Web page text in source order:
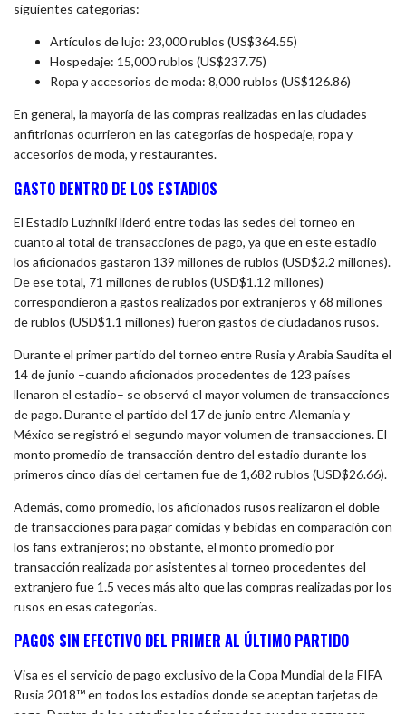
siguientes categorías:
Artículos de lujo: 23,000 rublos (US$364.55)
Hospedaje: 15,000 rublos (US$237.75)
Ropa y accesorios de moda: 8,000 rublos (US$126.86)
En general, la mayoría de las compras realizadas en las ciudades
anfitrionas ocurrieron en las categorías de hospedaje, ropa y
accesorios de moda, y restaurantes.
GASTO DENTRO DE LOS ESTADIOS
El Estadio Luzhniki lideró entre todas las sedes del torneo en
cuanto al total de transacciones de pago, ya que en este estadio
los aficionados gastaron 139 millones de rublos (USD$2.2 millones).
De ese total, 71 millones de rublos (USD$1.12 millones)
correspondieron a gastos realizados por extranjeros y 68 millones
de rublos (USD$1.1 millones) fueron gastos de ciudadanos rusos.
Durante el primer partido del torneo entre Rusia y Arabia Saudita el
14 de junio –cuando aficionados procedentes de 123 países
llenaron el estadio– se observó el mayor volumen de transacciones
de pago. Durante el partido del 17 de junio entre Alemania y
México se registró el segundo mayor volumen de transacciones. El
monto promedio de transacción dentro del estadio durante los
primeros cinco días del certamen fue de 1,682 rublos (USD$26.66).
Además, como promedio, los aficionados rusos realizaron el doble
de transacciones para pagar comidas y bebidas en comparación con
los fans extranjeros; no obstante, el monto promedio por
transacción realizada por asistentes al torneo procedentes del
extranjero fue 1.5 veces más alto que las compras realizadas por los
rusos en esas categorías.
PAGOS SIN EFECTIVO DEL PRIMER AL ÚLTIMO PARTIDO
Visa es el servicio de pago exclusivo de la Copa Mundial de la FIFA
Rusia 2018™ en todos los estadios donde se aceptan tarjetas de